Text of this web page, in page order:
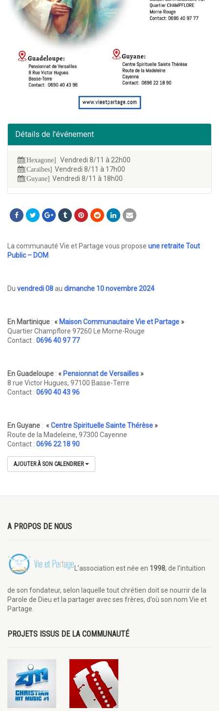
Détails de l'événement
[Hexagone] Vendredi 8/11 à 22h00
[Caraïbes] Vendredi 8/11 à 17h00
[Guyane] Vendredi 8/11 à 18h00
La communauté Vie et Partage vous propose une retraite Tout
Public – DOM
Du vendredi 08au dimanche 10 novembre 2024
En Martinique : « Maison Communautaire Vie et Partage»
Quartier Champflore 97260 Le Morne-Rouge
Contact : 0696 40 97 77
En Guadeloupe : « Pensionnat de Versailles»
8 rue Victor Hugues, 97100 Basse-Terre
Contact : 0690 40 43 96
En Guyane : «Centre Spirituelle Sainte Thérèse»
Route de la Madeleine, 97300 Cayenne
Contact : 0696 22 18 90
AJOUTER À SON CALENDRIER
A PROPOS DE NOUS
L’association est née en 1998, de l’intuition
de son fondateur, selon laquelle tout chrétien doit se nourrir de la
Parole de Dieu et la partager avec ses frères, d’où son nom Vie et
Partage.
PROJETS ISSUS DE LA COMMUNAUTÉ